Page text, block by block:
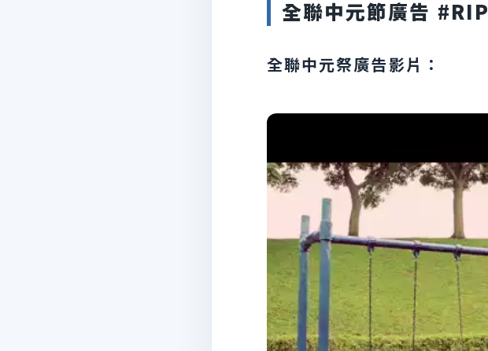
全聯中元節廣告 #RIP
全聯中元祭廣告影片：